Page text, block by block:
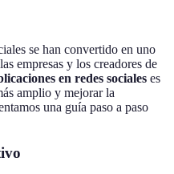
se han convertido en uno
empresas y los creadores de
en redes sociales es
amplio y mejorar la
una guía paso a paso